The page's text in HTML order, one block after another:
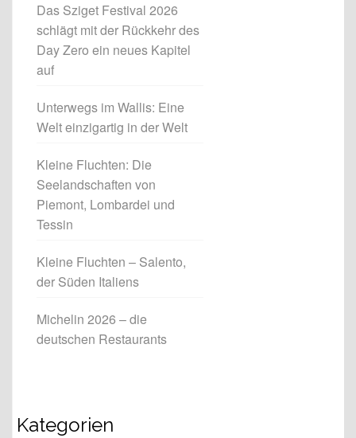
Das Sziget Festival 2026
schlägt mit der Rückkehr des
Day Zero ein neues Kapitel
auf
Unterwegs im Wallis: Eine
Welt einzigartig in der Welt
Kleine Fluchten: Die
Seelandschaften von
Piemont, Lombardei und
Tessin
Kleine Fluchten – Salento,
der Süden Italiens
Michelin 2026 – die
deutschen Restaurants
Kategorien